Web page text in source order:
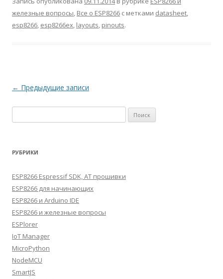
железные вопросы, Все о ESP8266 с метками datasheet,
esp8266, esp8266ex, layouts, pinouts.
Навигация
← Предыдущие записи
РУБРИКИ
ESP8266 Espressif SDK, AT прошивки
ESP8266 для начинающих
ESP8266 и Arduino IDE
ESP8266 и железные вопросы
ESPlorer
IoT Manager
MicroPython
NodeMCU
SmartJS